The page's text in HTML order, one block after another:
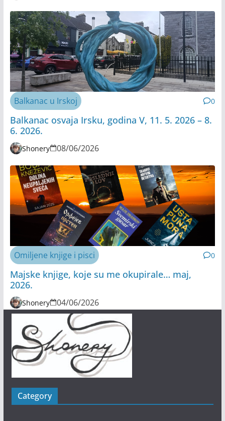
Balkanac u Irskoj 0
Balkanac osvaja Irsku, godina V, 11. 5. 2026 – 8.
6. 2026.
Shonery 08/06/2026
Omiljene knjige i pisci 0
Majske knjige, koje su me okupirale… maj,
2026.
Shonery 04/06/2026
Category